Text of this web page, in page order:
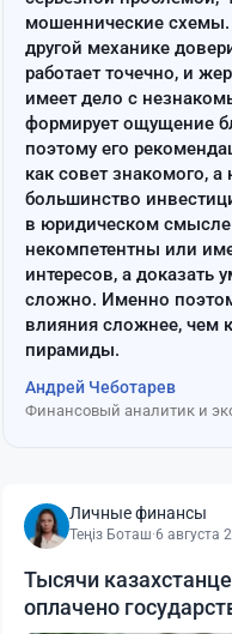
мошеннические
другой механике
работает точечно, и
имеет дело с
формирует ощущение
поэтому его
как совет знакомого,
большинство
в юридическом
некомпетентны или
интересов, а доказать
сложно. Именно
влияния сложнее, чем
пирамиды.
Андрей Чеботарев
Финансовый аналитик и
Личные финансы
Теңіз Боташ·6 августа
Тысячи
оплачено